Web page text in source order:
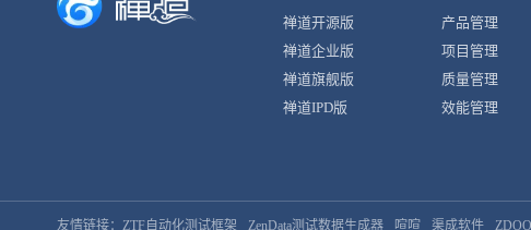
禅道开源版
禅道企业版
禅道旗舰版
禅道IPD版
产品管理
项目管理
质量管理
效能管理
友情链接： ZTF自动化测试框架 ZenData测试数据生成器 喧喧 渠成软件